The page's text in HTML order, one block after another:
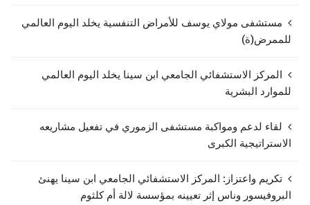
مستشفى مولاي يوسف للأمراض التنفسية يخلد اليوم العالمي
للممرض(ة)
المركز الاستشفائي الجامعي ابن سينا يخلد اليوم العالمي
للموارد البشرية
لقاء لدعم ومواكبة مستشفى الزموري في تفعيل مشاريعه
الاستراتيجية الكبرى
تكريم واعتزاز: المركز الاستشفائي الجامعي ابن سينا يهنئ
البروفيسور وناس إثر تعيينه بمؤسسة لالة أم كلثوم